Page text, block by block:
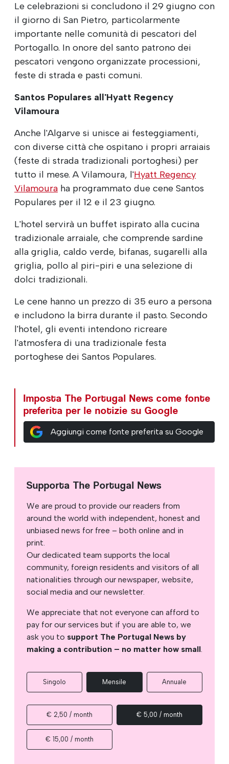
Le celebrazioni si concludono il 29 giugno con
il giorno di San Pietro, particolarmente
importante nelle comunità di pescatori del
Portogallo. In onore del santo patrono dei
pescatori vengono organizzate processioni,
feste di strada e pasti comuni.
Santos Populares all'Hyatt Regency
Vilamoura
Anche l'Algarve si unisce ai festeggiamenti,
con diverse città che ospitano i propri arraiais
(feste di strada tradizionali portoghesi) per
tutto il mese. A Vilamoura, l'Hyatt Regency
Vilamoura ha programmato due cene Santos
Populares per il 12 e il 23 giugno.
L'hotel servirà un buffet ispirato alla cucina
tradizionale arraiale, che comprende sardine
alla griglia, caldo verde, bifanas, sugarelli alla
griglia, pollo al piri-piri e una selezione di
dolci tradizionali.
Le cene hanno un prezzo di 35 euro a persona
e includono la birra durante il pasto. Secondo
l'hotel, gli eventi intendono ricreare
l'atmosfera di una tradizionale festa
portoghese dei Santos Populares.
Imposta The Portugal News come fonte
preferita per le notizie su Google
Aggiungi come fonte preferita su Google
Supporta The Portugal News
We are proud to provide our readers from
around the world with independent, honest and
unbiased news for free – both online and in
print.
Our dedicated team supports the local
community, foreign residents and visitors of all
nationalities through our newspaper, website,
social media and our newsletter.
We appreciate that not everyone can afford to
pay for our services but if you are able to, we
ask you to support The Portugal News by
making a contribution – no matter how small.
Singolo Mensile Annuale
€ 2,50 / month € 5,00 / month
€ 15,00 / month